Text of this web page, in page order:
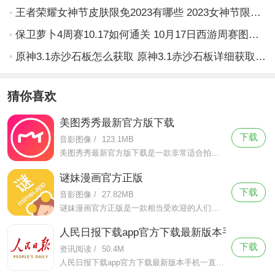
王者荣耀女神节皮肤限免2023有哪些 2023女神节限免皮肤一览表
保卫萝卜4周赛10.17如何通关 10月17日西游周赛图文通关攻略
原神3.1赤沙石板怎么获取 原神3.1赤沙石板详细获取攻略
猜你喜欢
美图秀秀最新官方版下载
音影图像 /
123.1MB
美图秀秀最新官方版下载是一款非常适合拍照修图的手机摄像软件，美图秀秀最新官方版下载该软件有着简洁轻便的页面设计，拥有超级强大的功能。
下载
谜妹漫画官方正版
音影图像 /
27.82MB
下载
人民日报下载app官方下载最新版本手机
资讯阅读 / 50.4M
人民日报下载app官方下载最新版本手机一直致力于提供高品质、可靠的新闻报道和评论，以赢得受众的信任和口碑。作为官媒，这款软件上的新闻总是能够在最及时的情况下解答用户的所想，急群众之急。
下载